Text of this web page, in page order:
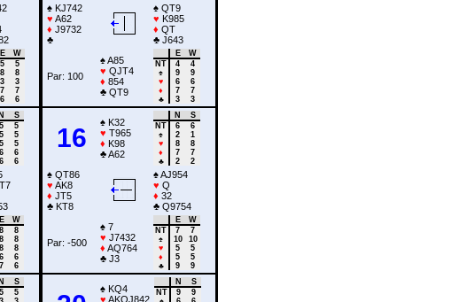
E
W
5
5
8
8
3
3
7
7
6 6
♠ KJ742
♥ A62
♦ J9732
♣
♠ QT9
♥ K985
♦ QT
♣ J643
Par: 100
♠A85
♥ QJT4
♦ 854
♣ QT9
E
W
NT
4
4
♠
9
9
♥
6
6
♦
7
7
♣
3 3
N
S
5
5
5
5
5
5
6
6
6 6
E
W
8
8
8
8
8
8
6
6
7 6
16
♠ K32
♥ T965
♦ K98
♣A62
N
S
NT
6
6
♠
2
1
♥
8
8
♦
7
7
♣
2 2
♠ QT86
♥ AK8
♦ JT5
♣ KT8
♠AJ954
♥ Q
♦ 32
♣ Q9754
Par: -500
♠ 7
♥ J7432
♦ AQ764
♣ J3
E
W
NT
7
7
♠
10
10
♥
5
5
♦
5
5
♣
9 9
N
S
5
5
♠ KQ4
♥ AKQJ842
N
S
NT
9
9